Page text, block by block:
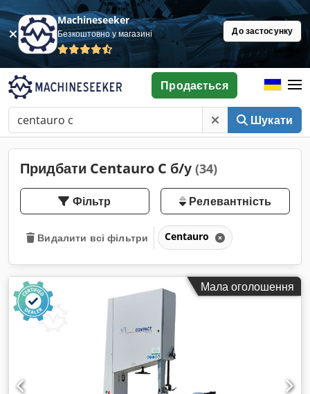
Machineseeker
Безкоштовно у магазині До застосунку
Шукати
Продається
Придбати Centauro C б/у (34)
Фільтр Релевантність
Видалити всі фільтри Centauro
Мала оголошення